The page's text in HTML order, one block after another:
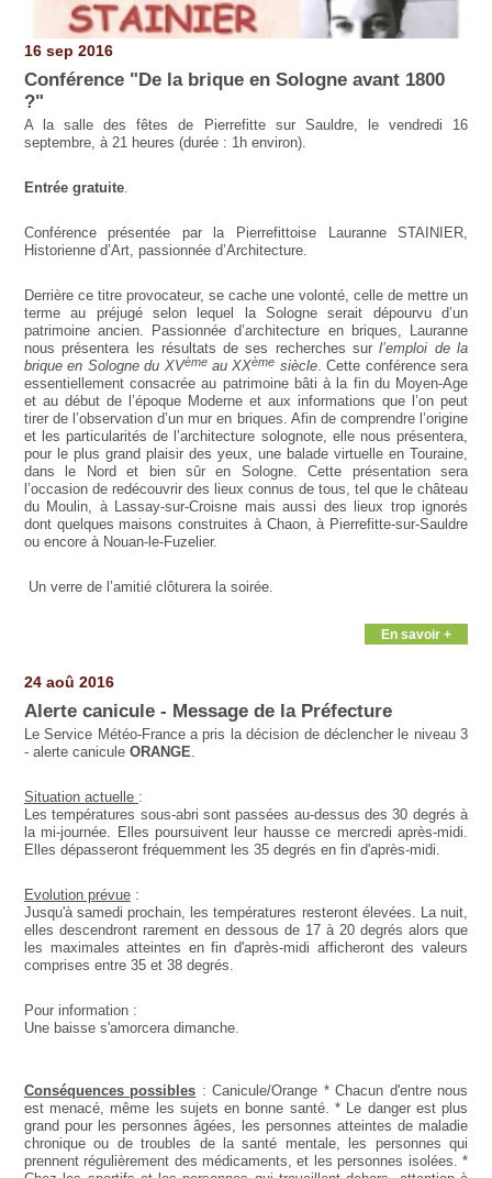
16 sep 2016
Conférence "De la brique en Sologne avant 1800
?"
A la salle des fêtes de Pierrefitte sur Sauldre, le vendredi 16
septembre, à 21 heures (durée : 1h environ).
Entrée gratuite.
Conférence présentée par la Pierrefittoise Lauranne STAINIER,
Historienne d’Art, passionnée d’Architecture.
Derrière ce titre provocateur, se cache une volonté, celle de mettre un
terme au préjugé selon lequel la Sologne serait dépourvu d’un
patrimoine ancien. Passionnée d’architecture en briques, Lauranne
nous présentera les résultats de ses recherches surl’emploi de la
brique en Sologne du XVèmeau XXème siècle. Cette conférence sera
essentiellement consacrée au patrimoine bâti à la fin du Moyen-Age
et au début de l’époque Moderne et aux informations que l’on peut
tirer de l’observation d’un mur en briques. Afin de comprendre l’origine
et les particularités de l’architecture solognote, elle nous présentera,
pour le plus grand plaisir des yeux, une balade virtuelle en Touraine,
dans le Nord et bien sûr en Sologne. Cette présentation sera
l’occasion de redécouvrir des lieux connus de tous, tel que le château
du Moulin, à Lassay-sur-Croisne mais aussi des lieux trop ignorés
dont quelques maisons construites à Chaon, à Pierrefitte-sur-Sauldre
ou encore à Nouan-le-Fuzelier.
Un verre de l’amitié clôturera la soirée.
En savoir +
24 aoû 2016
Alerte canicule - Message de la Préfecture
Le Service Météo-France a pris la décision de déclencher le niveau 3
- alerte caniculeORANGE.
Situation actuelle :
Les températures sous-abri sont passées au-dessus des 30 degrés à
la mi-journée. Elles poursuivent leur hausse ce mercredi après-midi.
Elles dépasseront fréquemment les 35 degrés en fin d'après-midi.
Evolution prévue:
Jusqu'à samedi prochain, les températures resteront élevées. La nuit,
elles descendront rarement en dessous de 17 à 20 degrés alors que
les maximales atteintes en fin d'après-midi afficheront des valeurs
comprises entre 35 et 38 degrés.
Pour information :
Une baisse s'amorcera dimanche.
Conséquences possibles : Canicule/Orange * Chacun d'entre nous
est menacé, même les sujets en bonne santé. * Le danger est plus
grand pour les personnes âgées, les personnes atteintes de maladie
chronique ou de troubles de la santé mentale, les personnes qui
prennent régulièrement des médicaments, et les personnes isolées. *